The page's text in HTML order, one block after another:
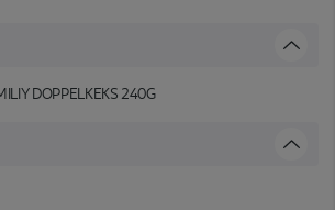
DOPPELKEKS 240G